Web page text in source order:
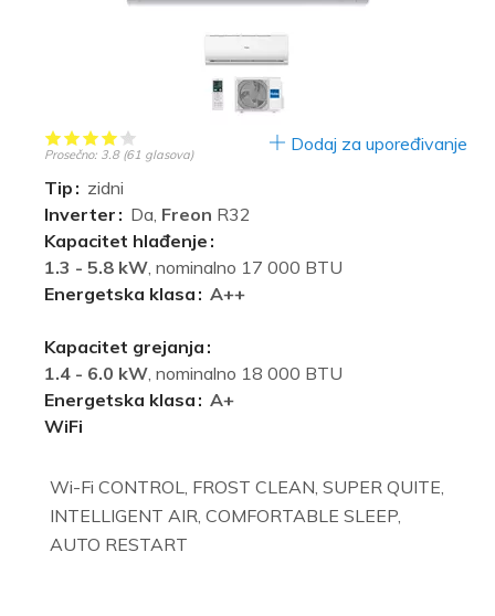
Prosečno: 3.8 (61 glasova)
Tip
zidni
Inverter
Da, Freon R32
Kapacitet hlađenje
1.3 - 5.8 kW, nominalno 17 000 BTU
Energetska klasa
A++
Kapacitet grejanja
1.4 - 6.0 kW, nominalno 18 000 BTU
Energetska klasa
A+
WiFi
Dodaj za upoređivanje
Wi-Fi CONTROL, FROST CLEAN, SUPER QUITE,
INTELLIGENT AIR, COMFORTABLE SLEEP,
AUTO RESTART